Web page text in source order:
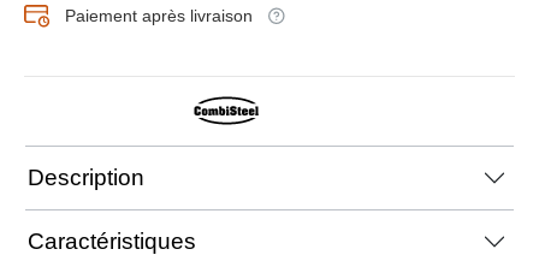
Paiement après livraison
Description
Caractéristiques